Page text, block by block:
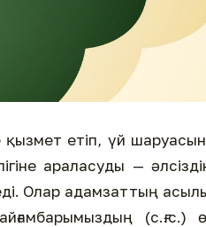
етіп, үй
араласуды —
Олар адамзаттың
(с.ғ.с.)